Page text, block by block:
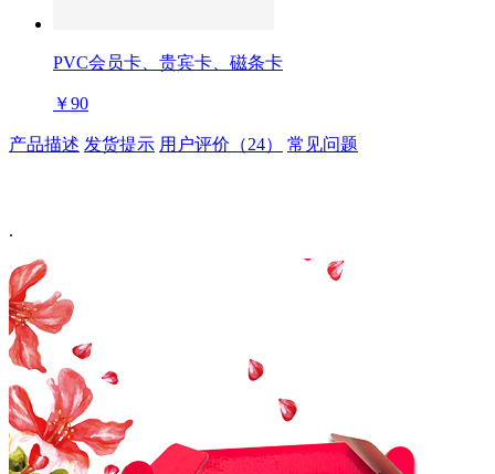
PVC会员卡、贵宾卡、磁条卡
￥90
产品描述 发货提示 用户评价（24） 常见问题
.